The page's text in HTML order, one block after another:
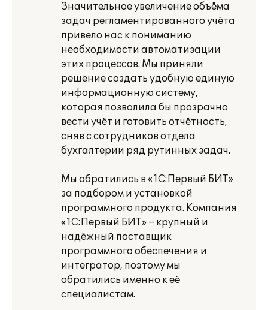
Значительное увеличение объёма
задач регламентированного учёта
привело нас к пониманию
необходимости автоматизации
этих процессов. Мы приняли
решение создать удобную единую
информационную систему,
которая позволила бы прозрачно
вести учёт и готовить отчётность,
сняв с сотрудников отдела
бухгалтерии ряд рутинных задач.
Мы обратились в «1С:Первый БИТ»
за подбором и установкой
программного продукта. Компания
«1С:Первый БИТ» – крупный и
надёжный поставщик
программного обеспечения и
интегратор, поэтому мы
обратились именно к её
специалистам.